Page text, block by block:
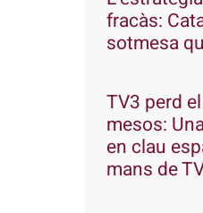
fracàs:
sotmesa
TV3 perd
mesos:
en clau
mans de